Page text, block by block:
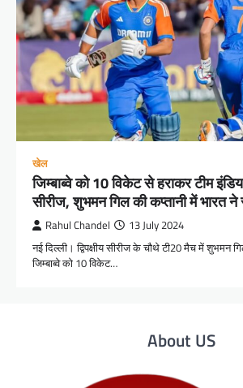
खेल
जिम्बाब्वे को 10 विकेट से हराकर टीम
सीरीज, शुभमन गिल की कप्तानी में भारत ने
Rahul Chandel 13 July 2024
नई दिल्ली। द्विपक्षीय सीरीज के चौथे टी20 मैच में शुभमन
जिम्बाब्वे को 10 विकेट…
About US